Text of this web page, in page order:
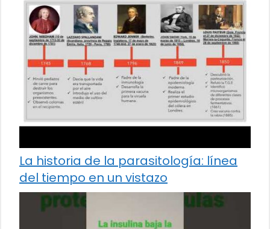
La historia de la parasitología: línea
del tiempo en un vistazo